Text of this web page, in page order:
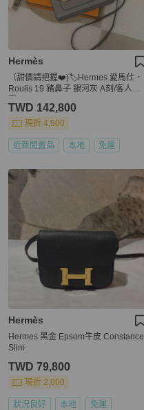
Hermès
（甜價請把握❤️)🏷️Hermes 愛馬仕．
Roulis 19 豬鼻子 銀河灰 A刻/客人寄
TWD 142,800
現折 4,500
近新閒置品 本地 免運
Hermès
Hermes 黑金 Epsom牛皮 Constance
Slim
TWD 79,800
現折 2,000
狀況良好 本地 免運